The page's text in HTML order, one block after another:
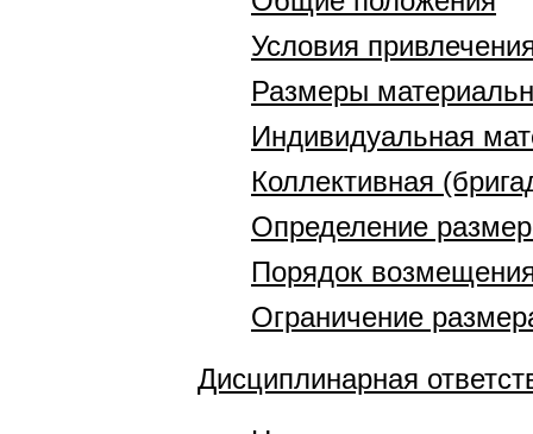
Условия
Размеры
Индивидуальная
Коллективная
Определение
Порядок
Ограничение
Дисциплинарная